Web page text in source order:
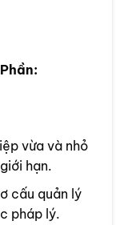
vừa và nhỏ
hạn.
cấu quản lý
pháp lý.